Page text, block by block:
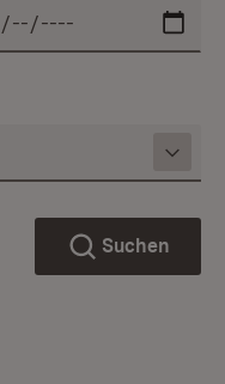
Suchen